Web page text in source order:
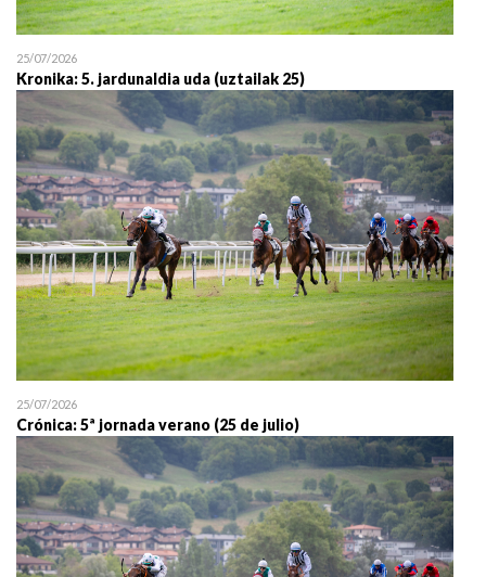
25/07/2026
Kronika: 5. jardunaldia uda (uztailak 25)
25/07/2026
Crónica: 5ª jornada verano (25 de julio)